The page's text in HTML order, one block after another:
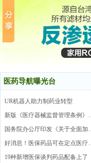
医药导航曝光台
UR机器人助力制药业转型
新版《医疗器械监督
国务院办公厅印发《
好消息！医保药品
19种新增医保谈判药品配备上了